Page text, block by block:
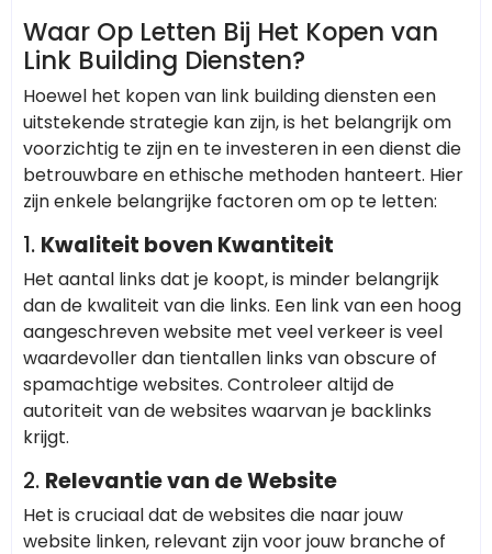
Waar Op Letten Bij Het Kopen van
Link Building Diensten?
Hoewel het kopen van link building diensten een
uitstekende strategie kan zijn, is het belangrijk om
voorzichtig te zijn en te investeren in een dienst die
betrouwbare en ethische methoden hanteert. Hier
zijn enkele belangrijke factoren om op te letten:
1. Kwaliteit boven Kwantiteit
Het aantal links dat je koopt, is minder belangrijk
dan de kwaliteit van die links. Een link van een hoog
aangeschreven website met veel verkeer is veel
waardevoller dan tientallen links van obscure of
spamachtige websites. Controleer altijd de
autoriteit van de websites waarvan je backlinks
krijgt.
2. Relevantie van de Website
Het is cruciaal dat de websites die naar jouw
website linken, relevant zijn voor jouw branche of